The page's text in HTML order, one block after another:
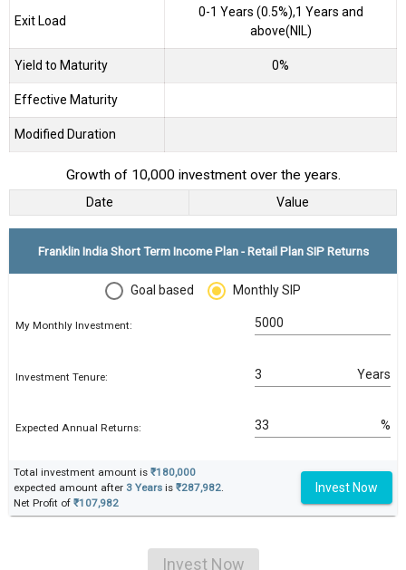
Exit Load
0-1 Years (0.5%),1 Years and
above(NIL)
Yield to Maturity 0%
Effective Maturity
Modified Duration
Growth of 10,000 investment over the years.
Date Value
Franklin India Short Term Income Plan - Retail Plan SIP Returns
Goal based Monthly SIP
My Monthly Investment:
Investment Tenure: Years
Expected Annual Returns: %
Total investment amount is ₹180,000
expected amount after 3 Years is ₹287,982.
Net Profit of ₹107,982
Invest Now
Invest Now